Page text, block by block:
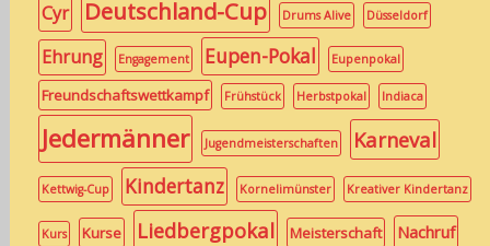
Cyr Deutschland-Cup Drums Alive Düsseldorf
Ehrung Engagement Eupen-Pokal Eupenpokal
Freundschaftswettkampf Frühstück Herbstpokal Indiaca
Jedermänner Jugendmeisterschaften Karneval
Kettwig-Cup Kindertanz Kornelimünster Kreativer Kindertanz
Kurs Kurse Liedbergpokal Meisterschaft Nachruf